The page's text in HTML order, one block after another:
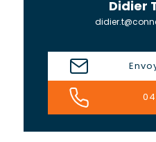
Didier